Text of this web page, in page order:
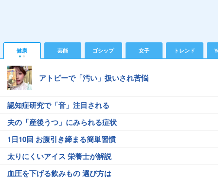
健康 芸能 ゴシップ 女子 トレンド
アトピーで「汚い」扱いされ苦悩
認知症研究で「音」注目される
夫の「産後うつ」にみられる症状
1日10回 お腹引き締まる簡単習慣
太りにくいアイス 栄養士が解説
血圧を下げる飲みもの 選び方は